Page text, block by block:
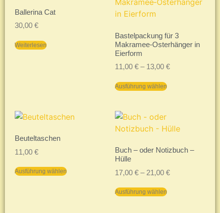
Ballerina Cat
30,00 €
Weiterlesen
Bastelpackung für 3
Makramee‑Osterhänger in
Eierform
11,00 € – 13,00 €
Ausführung wählen
Beuteltaschen
11,00 €
Ausführung wählen
Buch – oder Notizbuch –
Hülle
17,00 € – 21,00 €
Ausführung wählen